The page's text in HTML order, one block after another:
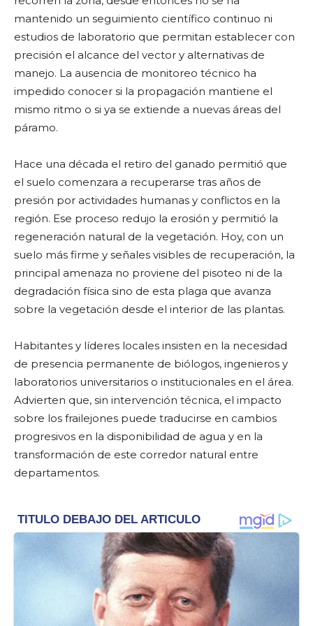
mantenido un seguimiento científico continuo ni
estudios de laboratorio que permitan establecer con
precisión el alcance del vector y alternativas de
manejo. La ausencia de monitoreo técnico ha
impedido conocer si la propagación mantiene el
mismo ritmo o si ya se extiende a nuevas áreas del
páramo.
Hace una década el retiro del ganado permitió que
el suelo comenzara a recuperarse tras años de
presión por actividades humanas y conflictos en la
región. Ese proceso redujo la erosión y permitió la
regeneración natural de la vegetación. Hoy, con un
suelo más firme y señales visibles de recuperación, la
principal amenaza no proviene del pisoteo ni de la
degradación física sino de esta plaga que avanza
sobre la vegetación desde el interior de las plantas.
Habitantes y líderes locales insisten en la necesidad
de presencia permanente de biólogos, ingenieros y
laboratorios universitarios o institucionales en el área.
Advierten que, sin intervención técnica, el impacto
sobre los frailejones puede traducirse en cambios
progresivos en la disponibilidad de agua y en la
transformación de este corredor natural entre
departamentos.